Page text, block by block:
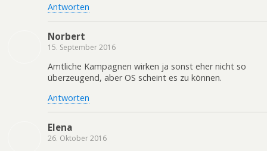
Antworten
Norbert
15. September 2016
Amtliche Kampagnen wirken ja sonst eher nicht so
überzeugend, aber OS scheint es zu können.
Antworten
Elena
26. Oktober 2016